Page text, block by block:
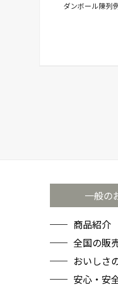
ダンボール陳列
一般の
商品紹介
全国の販
おいしさ
安心・安